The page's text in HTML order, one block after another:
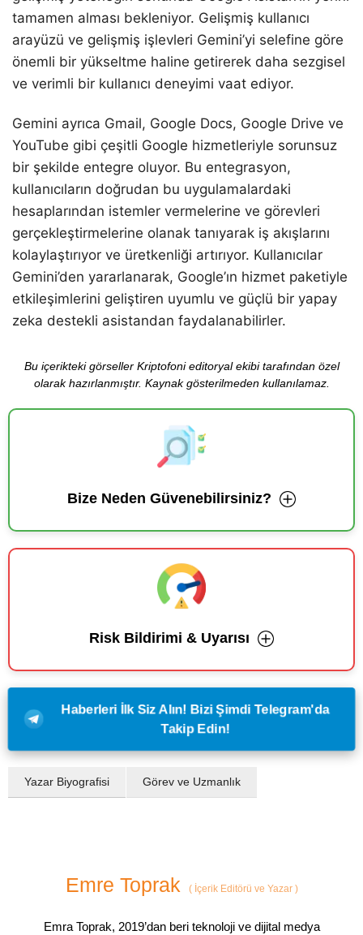
tamamen alması bekleniyor. Gelişmiş kullanıcı
arayüzü ve gelişmiş işlevleri Gemini’yi selefine göre
önemli bir yükseltme haline getirerek daha sezgisel
ve verimli bir kullanıcı deneyimi vaat ediyor.
Gemini ayrıca Gmail, Google Docs, Google Drive ve
YouTube gibi çeşitli Google hizmetleriyle sorunsuz
bir şekilde entegre oluyor. Bu entegrasyon,
kullanıcıların doğrudan bu uygulamalardaki
hesaplarından istemler vermelerine ve görevleri
gerçekleştirmelerine olanak tanıyarak iş akışlarını
kolaylaştırıyor ve üretkenliği artırıyor. Kullanıcılar
Gemini’den yararlanarak, Google’ın hizmet paketiyle
etkileşimlerini geliştiren uyumlu ve güçlü bir yapay
zeka destekli asistandan faydalanabilirler.
Bu içerikteki görseller Kriptofoni editoryal ekibi tarafından özel
olarak hazırlanmıştır. Kaynak gösterilmeden kullanılamaz.
Bize Neden Güvenebilirsiniz?
Risk Bildirimi & Uyarısı
Haberleri İlk Siz Alın! Bizi Şimdi Telegram'da
Takip Edin!
Yazar Biyografisi Görev ve Uzmanlık
Emre Toprak (İçerik Editörü ve Yazar )
Emra Toprak, 2019’dan beri teknoloji ve dijital medya